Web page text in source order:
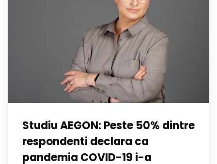
Studiu AEGON: Peste 50% dintre
respondenti declara ca
pandemia COVID-19 i-a